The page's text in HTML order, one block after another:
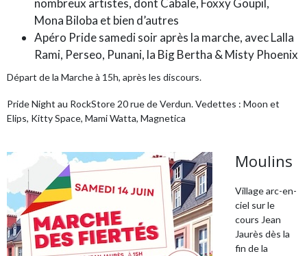
nombreux artistes, dont Cabale, Foxxy Goupil,
Mona Biloba et bien d’autres
Apéro Pride samedi soir après la marche, avec Lalla
Rami, Perseo, Punani, la Big Bertha & Misty Phoenix
Départ de la Marche à 15h, après les discours.
Pride Night au RockStore 20 rue de Verdun. Vedettes : Moon et
Elips, Kitty Space, Mami Watta, Magnetica
Moulins
Village arc-en-
ciel sur le
cours Jean
Jaurès dès la
fin de la